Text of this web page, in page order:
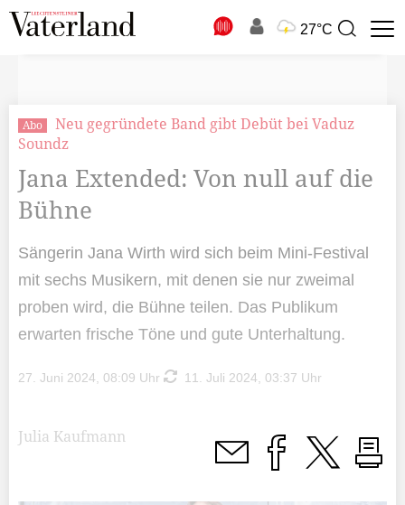
27°C
Suchbegriff
Abo
Neu gegründete Band gibt Debüt bei Vaduz
Soundz
Jana Extended: Von null auf die
Bühne
Sängerin Jana Wirth wird sich beim Mini-Festival
mit sechs Musikern, mit denen sie nur zweimal
proben wird, die Bühne teilen. Das Publikum
erwarten frische Töne und gute Unterhaltung.
27. Juni 2024, 08:09 Uhr 11. Juli 2024, 03:37 Uhr
Julia Kaufmann